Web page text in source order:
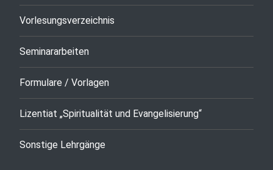
Vorlesungsverzeichnis
Seminararbeiten
Formulare / Vorlagen
Lizentiat „Spiritualität und Evangelisierung“
Sonstige Lehrgänge